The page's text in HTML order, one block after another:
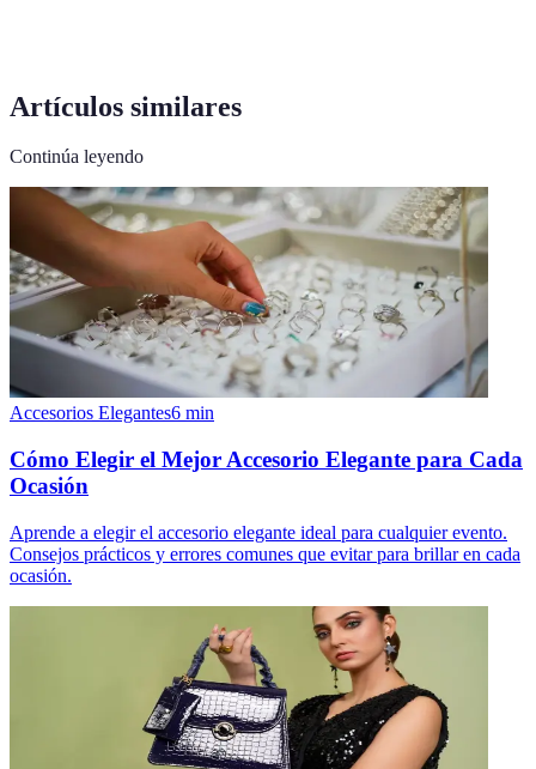
Artículos similares
Continúa leyendo
Accesorios Elegantes6 min
Cómo Elegir el Mejor Accesorio Elegante para Cada
Ocasión
Aprende a elegir el accesorio elegante ideal para cualquier evento.
Consejos prácticos y errores comunes que evitar para brillar en cada
ocasión.